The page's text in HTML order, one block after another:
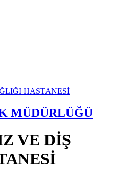
MÜDÜRLÜĞÜ
VE DİŞ